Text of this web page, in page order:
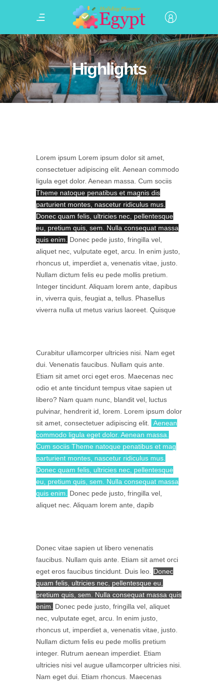
Highlights
Lorem ipsum Lorem ipsum dolor sit amet,
consectetuer adipiscing elit. Aenean commodo
ligula eget dolor. Aenean massa. Cum sociis
Theme natoque penatibus et magnis dis
parturient montes, nascetur ridiculus mus.
Donec quam felis, ultricies nec, pellentesque
eu, pretium quis, sem. Nulla consequat massa
quis enim.
Donec pede justo, fringilla vel,
aliquet nec, vulputate eget, arcu. In enim justo,
rhoncus ut, imperdiet a, venenatis vitae, justo.
Nullam dictum felis eu pede mollis pretium.
Integer tincidunt. Aliquam lorem ante, dapibus
in, viverra quis, feugiat a, tellus. Phasellus
viverra nulla ut metus varius laoreet. Quisque
Curabitur ullamcorper ultricies nisi. Nam eget
dui. Venenatis faucibus. Nullam quis ante.
Etiam sit amet orci eget eros. Maecenas nec
odio et ante tincidunt tempus vitae sapien ut
libero? Nam quam nunc, blandit vel, luctus
pulvinar, hendrerit id, lorem. Lorem ipsum dolor
sit amet, consectetuer adipiscing elit.
Aenean
commodo ligula eget dolor. Aenean massa.
Cum sociis Theme natoque penatibus et mag
parturient montes, nascetur ridiculus mus.
Donec quam felis, ultricies nec, pellentesque
eu, pretium quis, sem. Nulla consequat massa
quis enim.
Donec pede justo, fringilla vel,
aliquet nec. Aliquam lorem ante, dapib
Donec vitae sapien ut libero venenatis
faucibus. Nullam quis ante. Etiam sit amet orci
eget eros faucibus tincidunt. Duis leo. Donec
quam felis, ultricies nec, pellentesque eu,
pretium quis, sem. Nulla consequat massa quis
enim.
Donec pede justo, fringilla vel, aliquet
nec, vulputate eget, arcu. In enim justo,
rhoncus ut, imperdiet a, venenatis vitae, justo.
Nullam dictum felis eu pede mollis pretium
integer. Rutrum aenean imperdiet. Etiam
ultricies nisi vel augue ullamcorper ultricies nisi.
Nam eget dui. Etiam rhoncus. Maecenas